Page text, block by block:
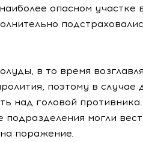
опасном участке
в то время
поэтому в случае
над головой
подразделения могли
поражение.